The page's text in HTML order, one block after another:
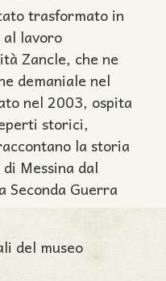
trasformato in
lavoro
Zancle, che ne
demaniale nel
nel 2003, ospita
storici,
la storia
Messina dal
Guerra
del museo